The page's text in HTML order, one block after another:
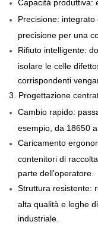
Capacità produttiva:
Precisione:
precisione per una
Rifiuto intelligente:
isolare le celle
corrispondenti
3. Progettazione
Cambio rapido:
esempio, da 18650
Caricamento
contenitori di
parte dell'operatore.
Struttura resistente:
alta qualità e leghe
industriale.